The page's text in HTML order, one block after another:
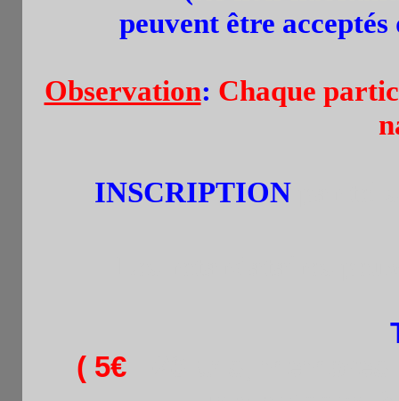
peuvent être
Observation: Chaque
INSCRIPTION
(5€: -20 ans,